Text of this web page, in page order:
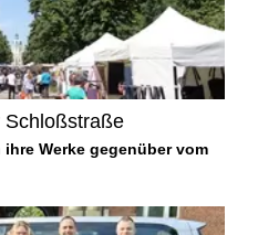
Schloßstraße
Werke gegenüber vom